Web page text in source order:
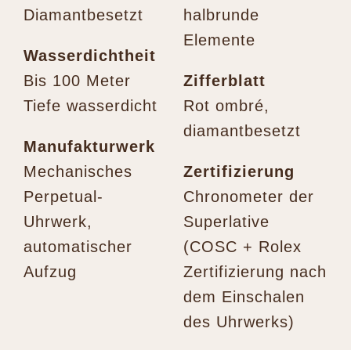
Diamantbesetzt
Wasser­dichtheit
Bis 100 Meter
Tiefe wasserdicht
Manufaktur­werk
Mechanisches
Perpetual-
Uhrwerk,
automatischer
Aufzug
halbrunde
Elemente
Zifferblatt
Rot ombré,
diamantbesetzt
Zertifizierung
Chronometer der
Superlative
(COSC + Rolex
Zertifizierung nach
dem Einschalen
des Uhrwerks)